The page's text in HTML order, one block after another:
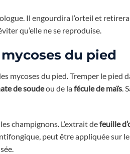
Il engourdira l’orteil et
qu’elle ne se reproduise.
du pied
mycoses du pied. Tremper le pied
de soudeou de lafécule de maïs.
champignons. L’extrait defeuille
peut être appliquée sur